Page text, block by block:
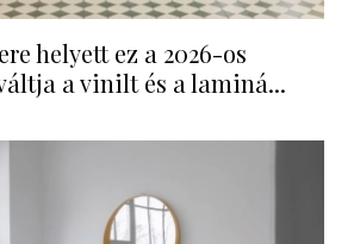
helyett ez a 2026-os
a vinilt és a laminá...